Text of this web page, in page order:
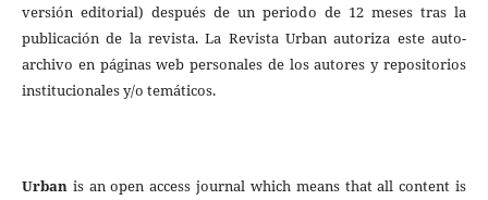
versión editorial) después de un periodo de 12 meses tras la
publicación de la revista. La Revista Urban autoriza este auto-
archivo en páginas web personales de los autores y repositorios
institucionales y/o temáticos.
Urbanis an open access journal which means that all content is